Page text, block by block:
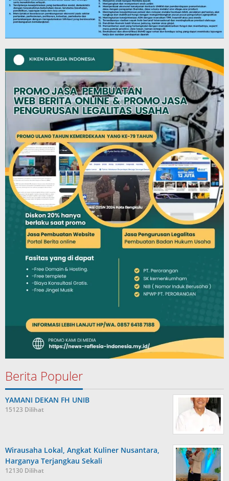
Berita Populer
YAMANI DEKAN FH UNIB
15123 Dilihat
Wirausaha Lokal, Angkat Kuliner Nusantara,
Harganya Terjangkau Sekali
12130 Dilihat